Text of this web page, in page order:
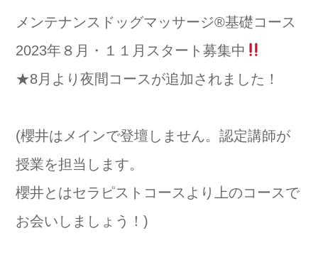
⁡メンテナンスドッグマッサージ®️基礎コース
2023年８月・１１月スタート募集中
★8月より夜間コースが追加されました！
(櫻井はメインで登壇しません。認定講師が
授業を担当します。
櫻井とはセラピストコースより上のコースで
お会いしましょう！)